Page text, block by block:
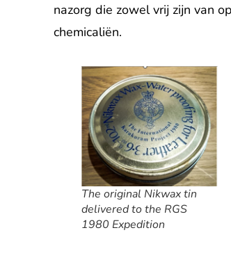
nazorg die zowel vrij zijn van
chemicaliën.
The original Nikwax tin
delivered to the RGS
1980 Expedition